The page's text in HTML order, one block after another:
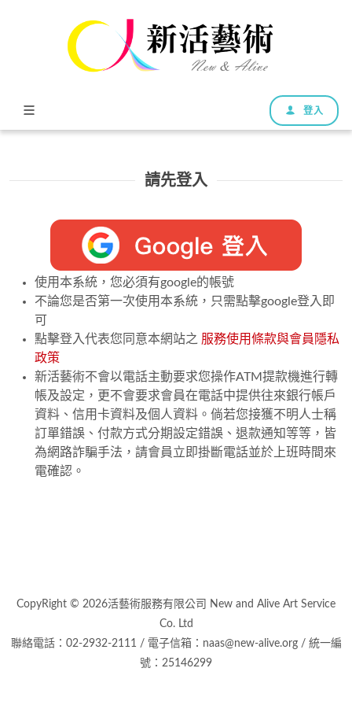
登入
請先登入
使用本系統，您必須有google的帳號
不論您是否第一次使用本系統，只需點擊google登入即
可
點擊登入代表您同意本網站之 服務使用條款與會員隱私
政策
新活藝術不會以電話主動要求您操作ATM提款機進行轉
帳及設定，更不會要求會員在電話中提供往來銀行帳戶
資料、信用卡資料及個人資料。倘若您接獲不明人士稱
訂單錯誤、付款方式分期設定錯誤、退款通知等等，皆
為網路詐騙手法，請會員立即掛斷電話並於上班時間來
電確認。
CopyRight © 2026活藝術服務有限公司 New and Alive Art Service
Co. Ltd
聯絡電話：02-2932-2111 / 電子信箱：naas@new-alive.org / 統一編
號：25146299